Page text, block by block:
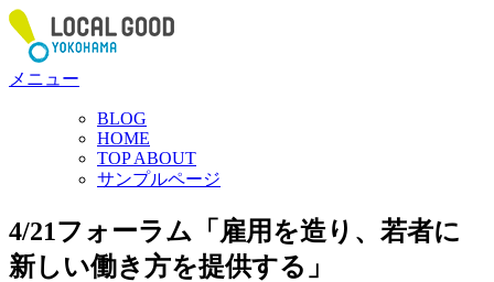
コ
ン
ン
プ
メニュー
BLOG
HOME
TOP ABOUT
サンプルページ
4/21フォーラム「雇用を造り、若者に
新しい働き方を提供する」